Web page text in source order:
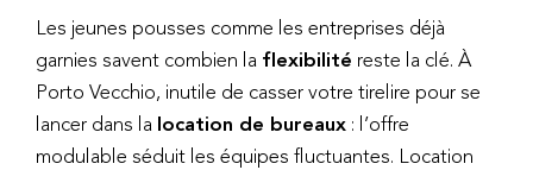
Les jeunes pousses comme les entreprises déjà
garnies savent combien la flexibilité reste la clé. À
Porto Vecchio, inutile de casser votre tirelire pour se
lancer dans la location de bureaux : l’offre
modulable séduit les équipes fluctuantes. Location